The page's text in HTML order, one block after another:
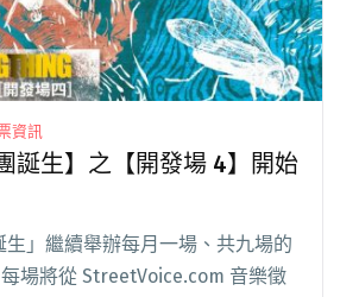
資訊
誕生】之【開發場 4】開始
生」繼續舉辦每月一場、共九場的
每場將從 StreetVoice.com 音樂徵